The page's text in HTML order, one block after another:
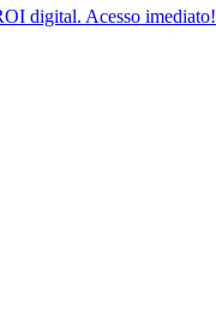
digital. Acesso imediato!